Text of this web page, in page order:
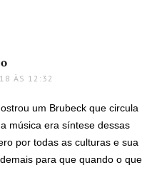
ÀS 12:32
um Brubeck que circula
música era síntese dessas
por todas as culturas e sua
para que quando o que